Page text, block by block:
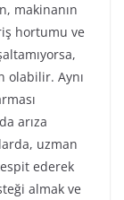
makinanın
hortumu ve
olabilir. Aynı
arıza
uzman
ederek
almak ve